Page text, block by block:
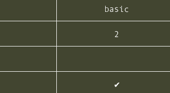
basic
2
✔︎